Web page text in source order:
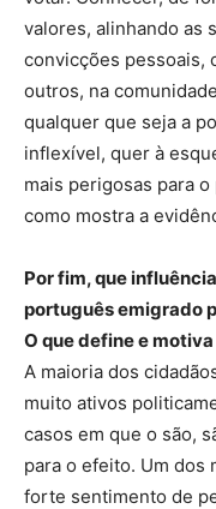
valores, alinhando as
convicções pessoais,
outros, na
qualquer que seja a
inflexível, quer à
mais perigosas para
como mostra a
Por fim, que
português emigrado
O que define e
A maioria dos
muito ativos
casos em que o são,
para o efeito. Um dos
forte sentimento de